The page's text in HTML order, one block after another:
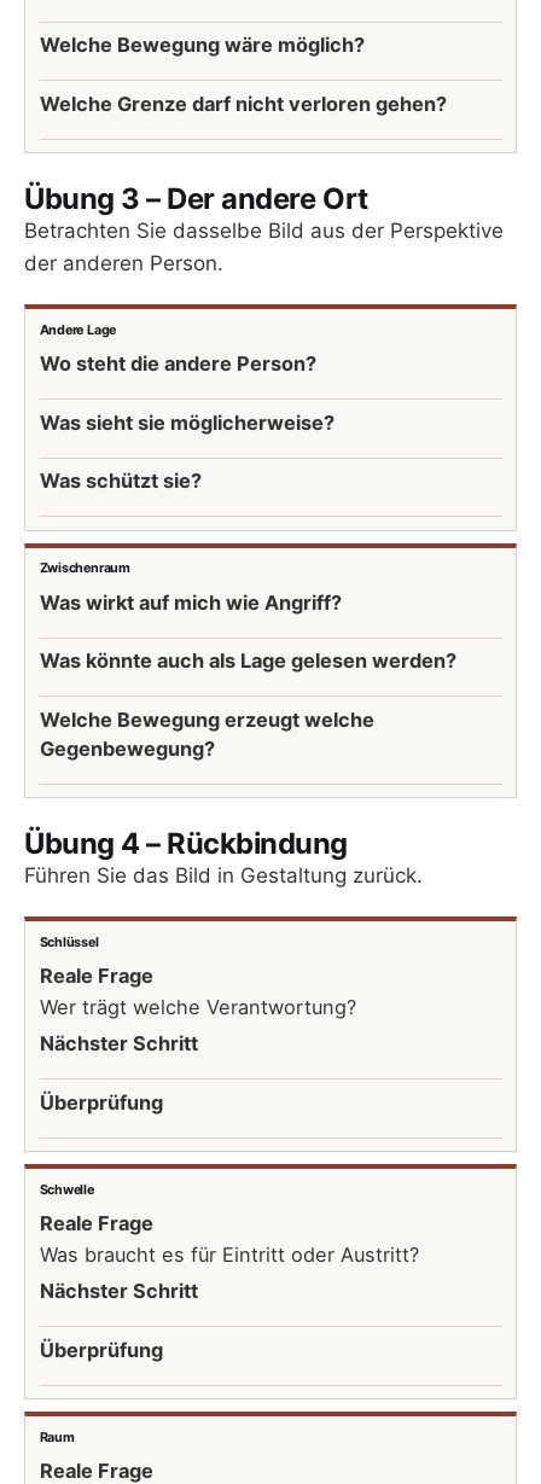
Welche Bewegung wäre möglich?
Welche Grenze darf nicht verloren gehen?
Übung 3 – Der andere Ort
Betrachten Sie dasselbe Bild aus der Perspektive
der anderen Person.
Andere Lage
Wo steht die andere Person?
Was sieht sie möglicherweise?
Was schützt sie?
Zwischenraum
Was wirkt auf mich wie Angriff?
Was könnte auch als Lage gelesen werden?
Welche Bewegung erzeugt welche
Gegenbewegung?
Übung 4 – Rückbindung
Führen Sie das Bild in Gestaltung zurück.
Schlüssel
Reale Frage
Wer trägt welche Verantwortung?
Nächster Schritt
Überprüfung
Schwelle
Reale Frage
Was braucht es für Eintritt oder Austritt?
Nächster Schritt
Überprüfung
Raum
Reale Frage